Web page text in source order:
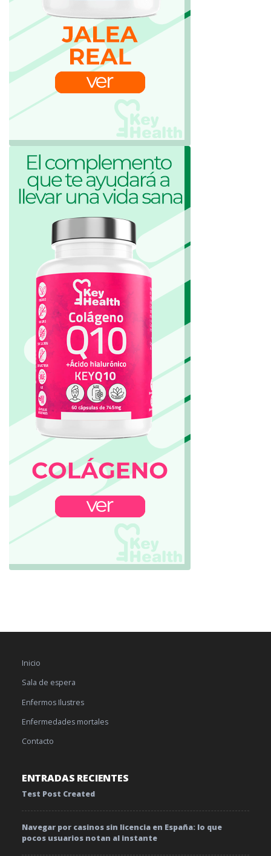
Inicio
Sala de espera
Enfermos Ilustres
Enfermedades mortales
Contacto
ENTRADAS RECIENTES
Test Post Created
Navegar por casinos sin licencia en España: lo que
pocos usuarios notan al instante